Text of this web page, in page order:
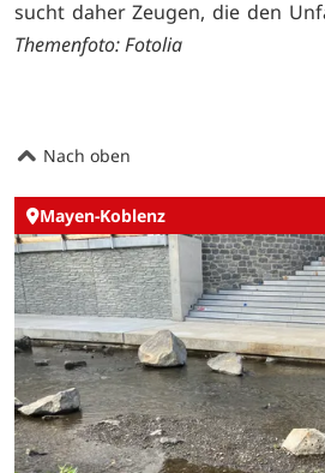
sucht daher Zeugen, die den
Themenfoto: Fotolia
Nach oben
Mayen-Koblenz